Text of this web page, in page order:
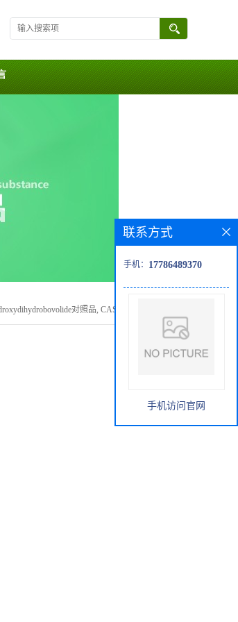
对照品, CAS号:124097-54-7
联系方式
手机： 17786489370
手机访问官网